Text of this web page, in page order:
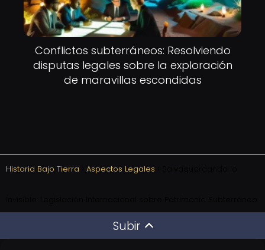
Conflictos subterráneos: Resolviendo
disputas legales sobre la exploración
de maravillas escondidas
Historia Bajo Tierra Aspectos Legales
Subir